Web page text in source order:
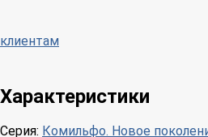
клиентам
Характеристики
Серия: Комильфо. Новое